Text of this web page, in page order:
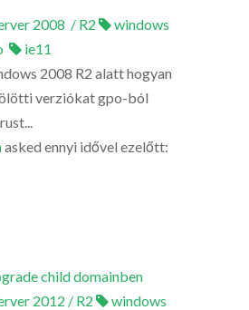
2008 / R2
windows
ie11
2008 R2 alatt hogyan
verziókat gpo-ból
asked ennyi idővel ezelőtt:
child domainben
2012 / R2
windows